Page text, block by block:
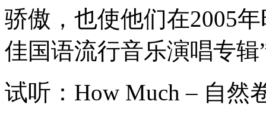
骄傲，也使他们在2005
佳国语流行音乐演唱专
试听：How Much – 自然